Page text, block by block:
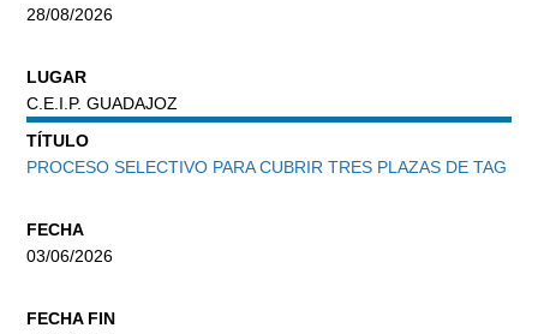
28/08/2026
LUGAR
C.E.I.P. GUADAJOZ
TÍTULO
PROCESO SELECTIVO PARA CUBRIR TRES PLAZAS DE TAG
FECHA
03/06/2026
FECHA FIN